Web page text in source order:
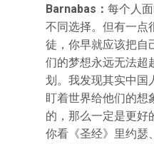
Barnabas ： 每个人
不同选择。但有一点
徒，你早就应该把自
们的梦想永远无法超
划。我发现其实中国
盯着世界给他们的想
的，那么一定是更好
你看《圣经》里约瑟